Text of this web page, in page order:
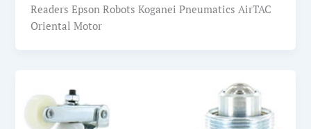
Readers Epson Robots Koganei Pneumatics AirTAC
Oriental Motor